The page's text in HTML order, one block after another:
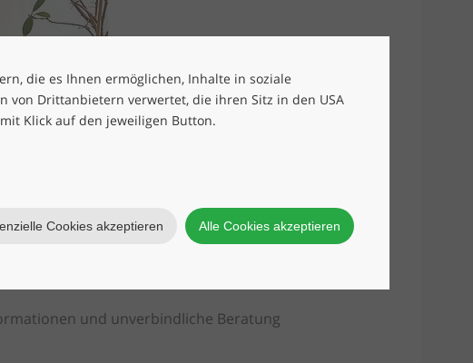
die es Ihnen ermöglichen, Inhalte in soziale
von Drittanbietern verwertet, die ihren Sitz in den USA
Klick auf den jeweiligen Button.
Cookies akzeptieren Alle Cookies akzeptieren
und unverbindliche Beratung